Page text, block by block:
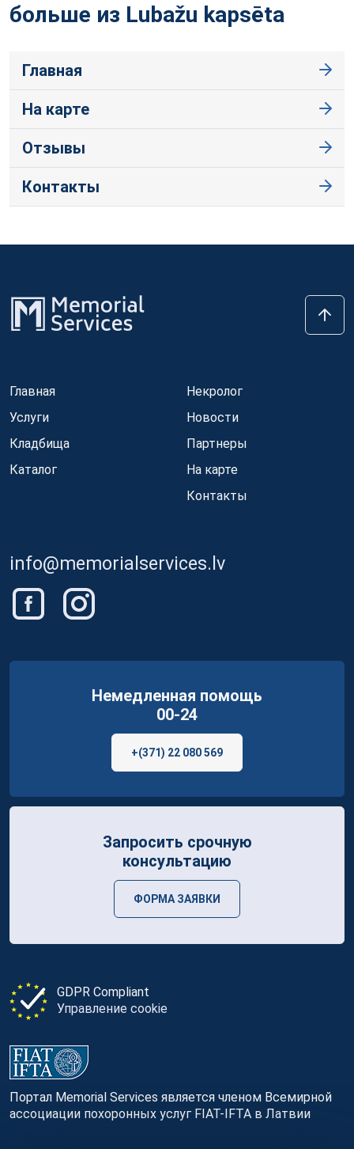
больше из Lubažu kapsēta
Главная
На карте
Отзывы
Контакты
Главная
Услуги
Кладбища
Каталог
Некролог
Новости
Партнеры
На карте
Контакты
info@memorialservices.lv
GDPR Compliant
Управление cookie
Портал Memorial Services является членом Всемирной
ассоциации похоронных услуг FIAT-IFTA в Латвии
Немедленная помощь
00-24
+(371) 22 080 569
Запросить срочную
консультацию
ФОРМА ЗАЯВКИ